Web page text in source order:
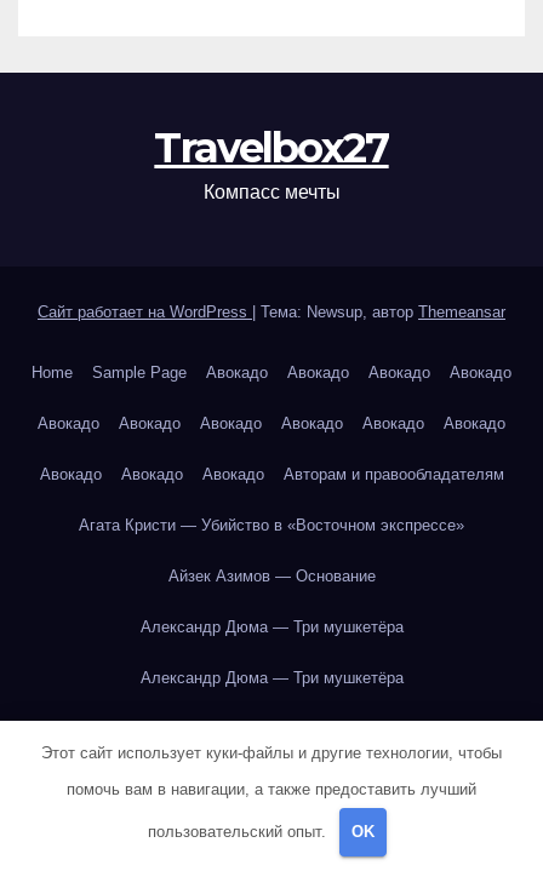
Travelbox27
Компасс мечты
Сайт работает на WordPress Тема: Newsup, автор Themeansar
Home Sample Page Авокадо Авокадо Авокадо Авокадо
Авокадо Авокадо Авокадо Авокадо Авокадо Авокадо
Авокадо Авокадо Авокадо Авторам и правообладателям
Агата Кристи — Убийство в «Восточном экспрессе»
Айзек Азимов — Основание
Александр Дюма — Три мушкетёра
Александр Дюма — Три мушкетёра
Александр Пушкин — Евгений Онегин
Этот сайт использует куки-файлы и другие технологии, чтобы
помочь вам в навигации, а также предоставить лучший
пользовательский опыт. OK